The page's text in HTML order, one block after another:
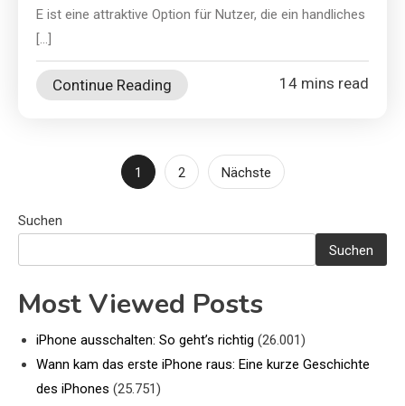
E ist eine attraktive Option für Nutzer, die ein handliches
[…]
Continue Reading 14 mins read
Seitennummerierung
der
Beiträge
1 2 Nächste
Suchen
Suchen
Most Viewed Posts
iPhone ausschalten: So geht’s richtig (26.001)
Wann kam das erste iPhone raus: Eine kurze Geschichte
des iPhones (25.751)